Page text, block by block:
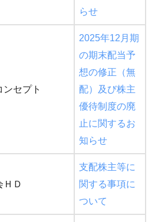
らせ
ンセプト
2025年12月期
の期末配当予
想の修正（無
配）及び株主
優待制度の廃
止に関するお
知らせ
ＨＤ
支配株主等に
関する事項に
ついて